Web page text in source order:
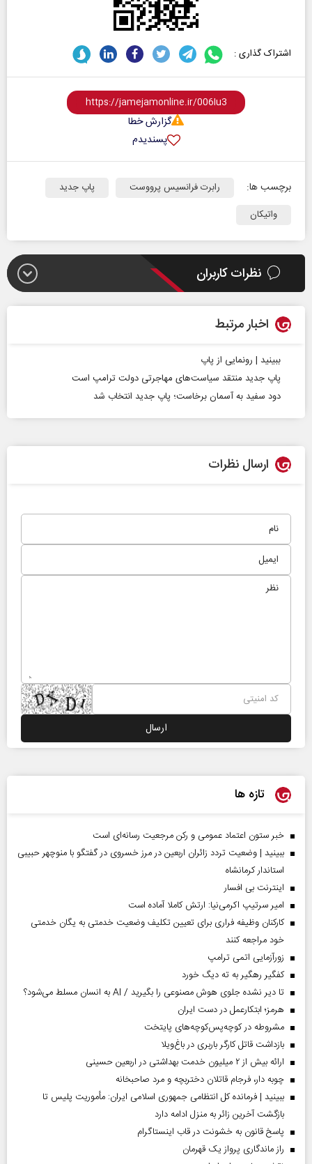
اشتراک گذاری :
گزارش خطا
پسندیدم
برچسب ها: رابرت فرانسیس پرووست
پاپ جدید
واتیکان
نظرات کاربران
اخبار مرتبط
ببینید | رونمایی از پاپ
پاپ جدید منتقد سیاست‌های مهاجرتی دولت ترامپ است
دود سفید به آسمان برخاست؛ پاپ جدید انتخاب شد
ارسال نظرات
تازه ها
خبر ستون اعتماد عمومی و رکن مرجعیت رسانه‌ای است
ببینید | وضعیت تردد زائران اربعین در مرز خسروی در گفتگو با منوچهر حبیبی
استاندار کرمانشاه
اینترنت بی افسار
امیر سرتیپ اکرمی‌نیا: ارتش کاملا آماده است
کارکنان وظیفه فراری برای تعیین تکلیف وضعیت خدمتی به یگان خدمتی
خود مراجعه کنند
زورآزمایی اتمی ترامپ
کفگیر رهگیر به ته دیگ خورد
تا دیر نشده جلوی هوش مصنوعی را بگیرید / AI به انسان مسلط می‌شود؟
هرمز؛ ابتکارعمل در دست ایران
مشروطه در کوچه‌پس‌کوچه‌های پایتخت
بازداشت قاتل کارگر باربری در باغ‌ویلا
ارائه بیش از ۲ میلیون خدمت بهداشتی در اربعین حسینی
چوبه دار، فرجام قاتلان دختربچه و مرد صاحبخانه
ببینید | فرمانده کل انتظامی جمهوری اسلامی ایران­: مأموریت پلیس تا
بازگشت آخرین زائر به منزل ادامه دارد
پاسخ قانون به خشونت در قاب اینستاگرام
راز ماندگاری پرواز یک قهرمان